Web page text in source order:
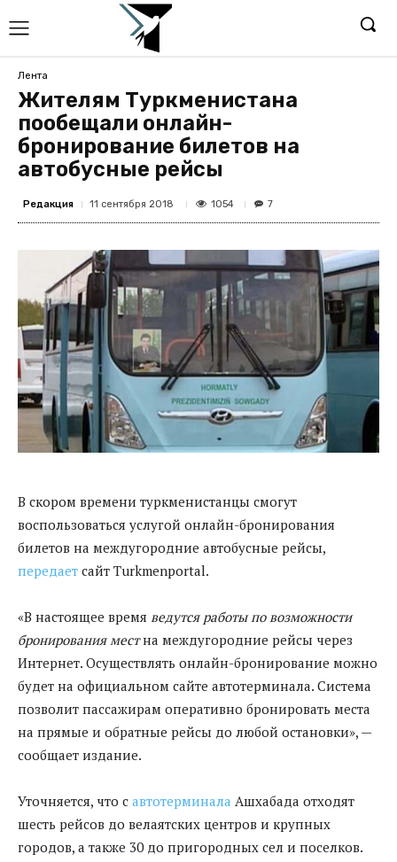
Лента
Жителям Туркменистана
пообещали онлайн-
бронирование билетов на
автобусные рейсы
Редакция 11 сентября 2018 1054 7
В скором времени туркменистанцы смогут
воспользоваться услугой онлайн-бронирования
билетов на междугородние автобусные рейсы,
передает сайт Turkmenportal.
«В настоящее время ведутся работы по возможности
бронирования местна междугородние рейсы через
Интернет. Осуществлять онлайн-бронирование можно
будет на официальном сайте автотерминала. Система
позволит пассажирам оперативно бронировать места
на прямые и обратные рейсы до любой остановки», —
сообщает издание.
Уточняется, что с автотерминала Ашхабада отходят
шесть рейсов до велаятских центров и крупных
городов, а также 30 до пригородных сел и поселков.